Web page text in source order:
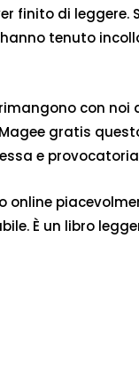
finito di leggere.
tenuto
con
gratis
e
online
È un libro